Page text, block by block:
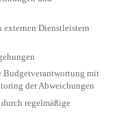
externen Dienstleistern
Budgetverantwortung mit
der Abweichungen
regelmäßige